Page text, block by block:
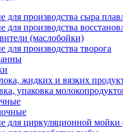
для производства сыра
для производства
(маслобойки)
для производства творога
жидких и вязких
упаковка
для циркуляционной